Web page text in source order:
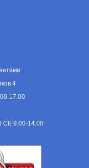
4
17.00
СБ 9.00-14.00